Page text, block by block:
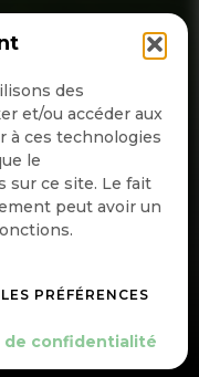
des
et/ou accéder aux
à ces technologies
le
sur ce site. Le fait
peut avoir un
PRÉFÉRENCES
de confidentialité